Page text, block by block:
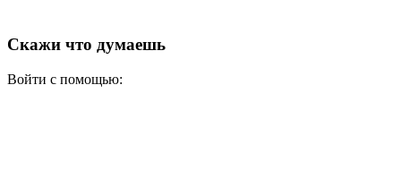
Скажи что думаешь
Войти с помощью: